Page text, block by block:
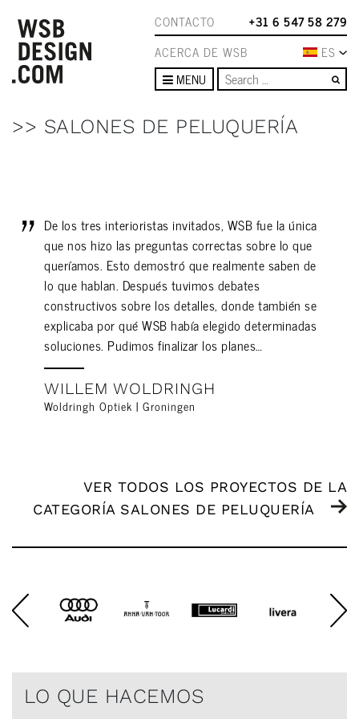
CONTACTO
+31 6 547 58 279
ACERCA DE WSB
ES
MENU
>> SALONES DE PELUQUERÍA
De los tres interioristas invitados, WSB fue la única
que nos hizo las preguntas correctas sobre lo que
queríamos. Esto demostró que realmente saben de
lo que hablan. Después tuvimos debates
constructivos sobre los detalles, donde también se
explicaba por qué WSB había elegido determinadas
soluciones. Pudimos finalizar los planes…
WILLEM WOLDRINGH
Woldringh Optiek | Groningen
VER TODOS LOS PROYECTOS DE LA
CATEGORÍA SALONES DE PELUQUERÍA
LO QUE HACEMOS